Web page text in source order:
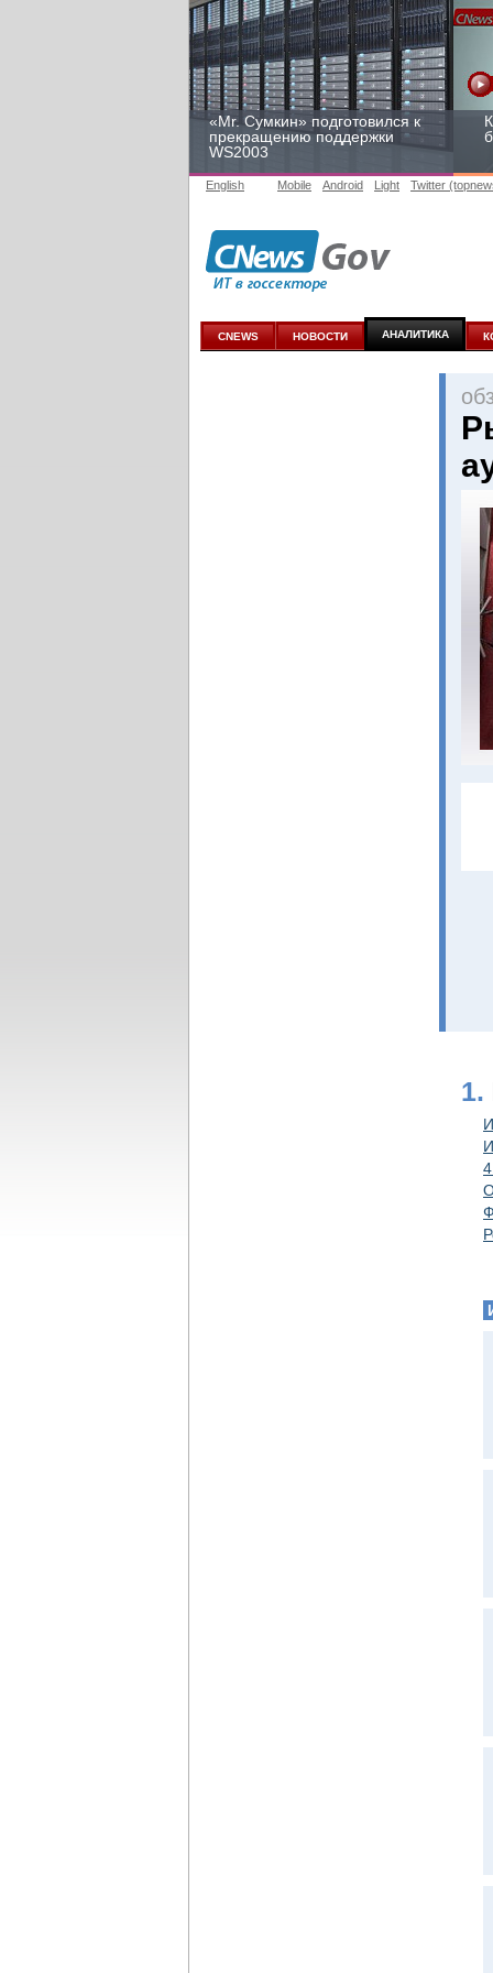
«Mr. Сумкин» подготовился к
прекращению поддержки
WS2003
Заоблачная оптимизация:
к аналитике
English Mobile Android Light Twitter
CNEWS НОВОСТИ АНАЛИТИКА
1.